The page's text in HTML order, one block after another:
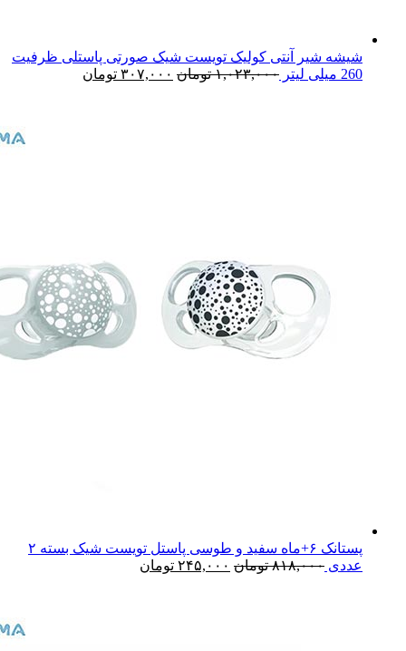
شیشه شیر آنتی کولیک تویست شیک صورتی پاستلی ظرفیت
260 میلی لیتر
۱,۰۲۳,۰۰۰ تومان ۳۰۷,۰۰۰ تومان
پستانک ۶+ماه سفید و طوسی پاستل تویست شیک بسته ۲
عددی ۸۱۸,۰۰۰ تومان ۲۴۵,۰۰۰ تومان